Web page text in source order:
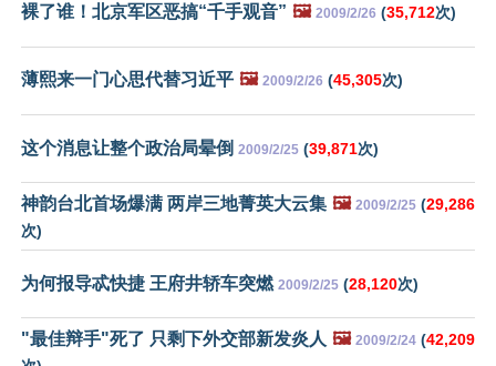
裸了谁！北京军区恶搞“千手观音” 🖼️ 2009/2/26 (35,712次)
薄熙来一门心思代替习近平 🖼️ 2009/2/26 (45,305次)
这个消息让整个政治局晕倒 2009/2/25 (39,871次)
神韵台北首场爆满 两岸三地菁英大云集 🖼️ 2009/2/25 (29,286
次)
为何报导忒快捷 王府井轿车突燃 2009/2/25 (28,120次)
"最佳辩手"死了 只剩下外交部新发炎人 🖼️ 2009/2/24 (42,209